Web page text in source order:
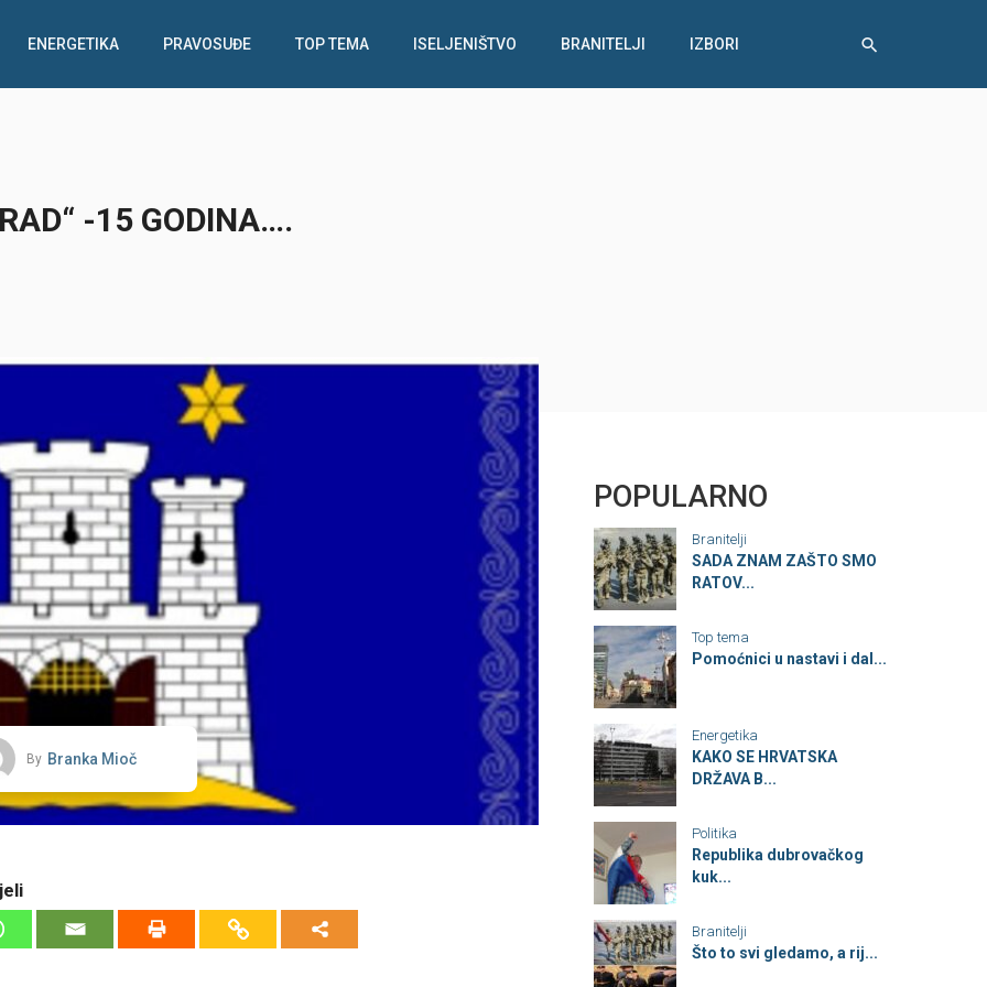
ENERGETIKA PRAVOSUĐE TOP TEMA ISELJENIŠTVO BRANITELJI IZBORI
-15 GODINA….
By Branka Mioč
POPULARNO
Branitelji
SADA ZNAM ZAŠTO SMO
RATOV...
Top tema
Pomoćnici u nastavi i dal...
Energetika
KAKO SE HRVATSKA
DRŽAVA B...
Politika
Republika dubrovačkog
kuk...
Branitelji
Što to svi gledamo, a rij...